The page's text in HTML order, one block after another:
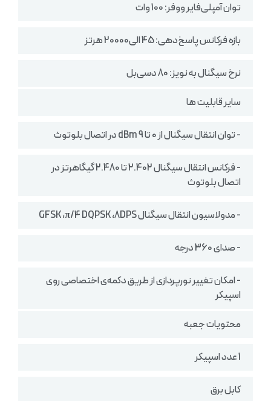
توان آمپلی‌فایر ووفر: 100 وات
بازه فرکانس پاسخ‌دهی: 45 الی20000 هرتز
نرخ سیگنال به نویز: 80 دسی‌بل
سایر قابلیت ها
- توان انتقال سیگنال از 0 تا 9 dBm در اتصال بلوتوث
- فرکانس انتقال سیگنال 2.402 تا 2.480 گیگاهرتز در
اتصال بلوتوث
- مدولاسیون انتقال سیگنال GFSK ،π/4 DQPSK ،8DPS
- صدای 360 درجه
- امکان تغییر نورپردازی از طریق دکمه‌ی اختصاصی روی
اسپیکر
محتویات جعبه
1 عدد اسپیکر
کابل برق